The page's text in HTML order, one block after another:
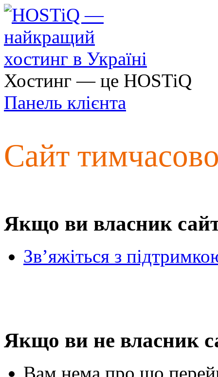
Хостинг — це HOSTiQ
Панель клієнта
Сайт
Якщо ви власник
Зв’яжіться з
Якщо ви не власник
Вам нема про що